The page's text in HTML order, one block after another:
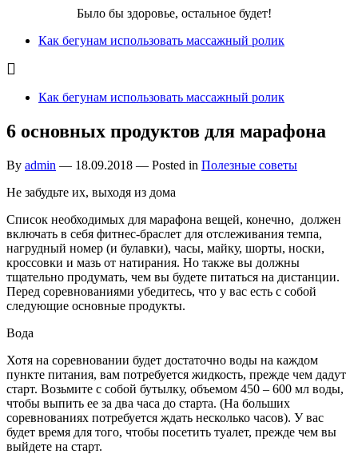
Было бы здоровье, остальное будет!
Как бегунам использовать массажный ролик
Как бегунам использовать массажный ролик
6 основных продуктов для марафона
By admin — 18.09.2018 — Posted in Полезные советы
Не забудьте их, выходя из дома
Список необходимых для марафона вещей, конечно, должен
включать в себя фитнес-браслет для отслеживания темпа,
нагрудный номер (и булавки), часы, майку, шорты, носки,
кроссовки и мазь от натирания. Но также вы должны
тщательно продумать, чем вы будете питаться на дистанции.
Перед соревнованиями убедитесь, что у вас есть с собой
следующие основные продукты.
Вода
Хотя на соревновании будет достаточно воды на каждом
пункте питания, вам потребуется жидкость, прежде чем дадут
старт. Возьмите с собой бутылку, объемом 450 – 600 мл воды,
чтобы выпить ее за два часа до старта. (На больших
соревнованиях потребуется ждать несколько часов). У вас
будет время для того, чтобы посетить туалет, прежде чем вы
выйдете на старт.